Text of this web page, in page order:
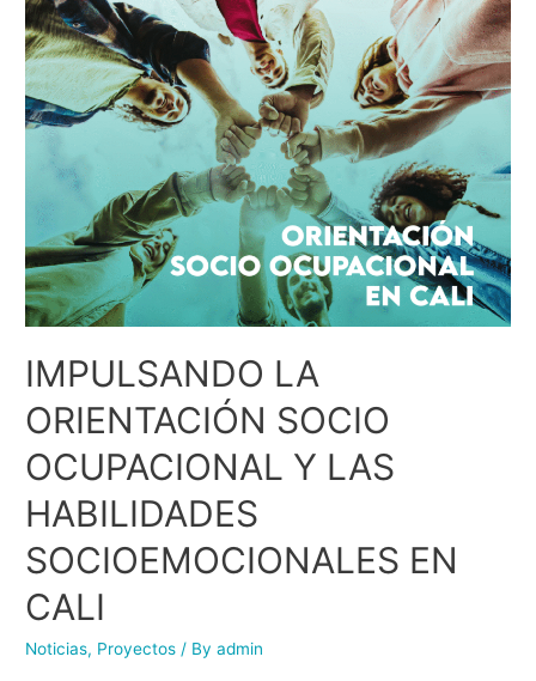
IMPULSANDO LA
ORIENTACIÓN SOCIO
OCUPACIONAL Y LAS
HABILIDADES
SOCIOEMOCIONALES EN
CALI
Noticias, Proyectos / Byadmin